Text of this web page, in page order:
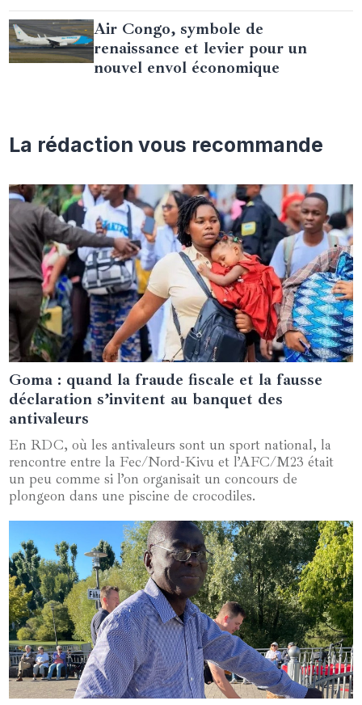
Air Congo, symbole de
renaissance et levier pour un
nouvel envol économique
La rédaction vous recommande
21 mars 2025
Goma : quand la fraude fiscale et la fausse
déclaration s’invitent au banquet des
antivaleurs
En RDC, où les antivaleurs sont un sport national, la
rencontre entre la Fec/Nord-Kivu et l’AFC/M23 était
un peu comme si l’on organisait un concours de
plongeon dans une piscine de crocodiles.